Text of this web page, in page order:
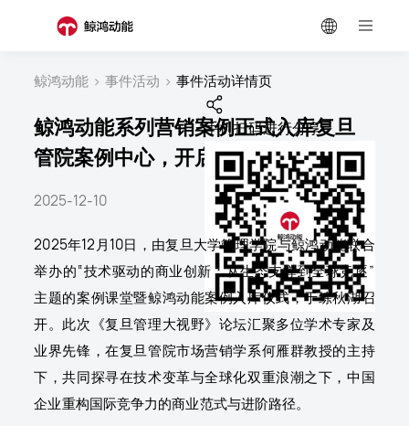
鲸鸿动能 > 事件活动 > 事件活动详情页
鲸鸿动能系列营销案例正式入库复旦
管院案例中心，开启产学融合新路径
2025-12-10
手机扫码进行分享
2025年12月10日，由复旦大学管理学院与鲸鸿动能联合
举办的“技术驱动的商业创新：从生态支撑到全球竞逐”
主题的案例课堂暨鲸鸿动能案例入库仪式，于练秋湖召
开。此次《复旦管理大视野》论坛汇聚多位学术专家及
业界先锋，在复旦管院市场营销学系何雁群教授的主持
下，共同探寻在技术变革与全球化双重浪潮之下，中国
企业重构国际竞争力的商业范式与进阶路径。